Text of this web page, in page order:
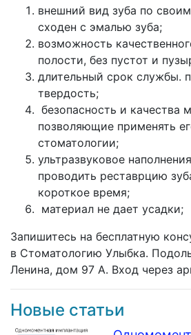
внешний вид зуба по
сходен с эмалью зуба;
возможность
полости, без пустот и
длительный срок службы.
твердость;
безопасность и качества
позволяющие применять
стоматологии;
ультразвуковое
проводить реставрцию
короткое время;
материал не дает усадки;
Запишитесь на бесплатную
в Стоматологию Улыбка.
Ленина, дом 97 А. Вход через
Новые статьи